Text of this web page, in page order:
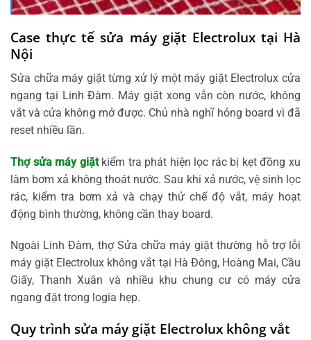
Case thực tế sửa máy giặt Electrolux tại Hà
Nội
Sửa chữa máy giặt từng xử lý một máy giặt Electrolux cửa
ngang tại Linh Đàm. Máy giặt xong vẫn còn nước, không
vắt và cửa không mở được. Chủ nhà nghĩ hỏng board vì đã
reset nhiều lần.
Thợ sửa máy giặtkiểm tra phát hiện lọc rác bị kẹt đồng xu
làm bơm xả không thoát nước. Sau khi xả nước, vệ sinh lọc
rác, kiểm tra bơm xả và chạy thử chế độ vắt, máy hoạt
động bình thường, không cần thay board.
Ngoài Linh Đàm, thợ Sửa chữa máy giặt thường hỗ trợ lỗi
máy giặt Electrolux không vắt tại Hà Đông, Hoàng Mai, Cầu
Giấy, Thanh Xuân và nhiều khu chung cư có máy cửa
ngang đặt trong logia hẹp.
Quy trình sửa máy giặt Electrolux không vắt